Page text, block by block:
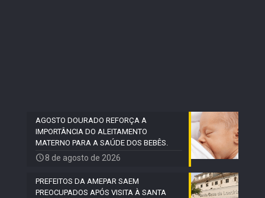
AGOSTO DOURADO REFORÇA A
IMPORTÂNCIA DO ALEITAMENTO
MATERNO PARA A SAÚDE DOS BEBÊS.
8 de agosto de 2026
PREFEITOS DA AMEPAR SAEM
PREOCUPADOS APÓS VISITA À SANTA